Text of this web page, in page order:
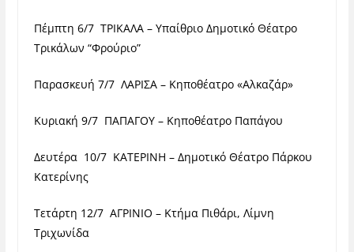
Πέμπτη 6/7 ΤΡΙΚΑΛΑ – Υπαίθριο Δημοτικό Θέατρο
Τρικάλων “Φρούριο”
Παρασκευή 7/7 ΛΑΡΙΣΑ – Κηποθέατρο «Αλκαζάρ»
Κυριακή 9/7 ΠΑΠΑΓΟΥ – Κηποθέατρο Παπάγου
Δευτέρα 10/7 ΚΑΤΕΡΙΝΗ – Δημοτικό Θέατρο Πάρκου
Κατερίνης
Τετάρτη 12/7 ΑΓΡΙΝΙΟ – Κτήμα Πιθάρι, Λίμνη
Τριχωνίδα